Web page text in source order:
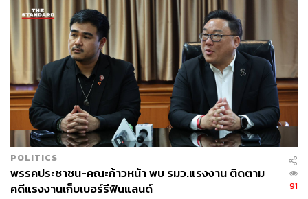
POLITICS
พรรคประชาชน-คณะก้าวหน้า พบ รมว.แรงงาน ติดตาม
คดีแรงงานเก็บเบอร์รีฟินแลนด์
91